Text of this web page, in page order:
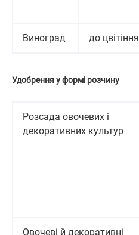
Виноград до цвітіння
Удобрення у формі розчину
Розсада овочевих і
декоративних культур
Овочеві й декоративні